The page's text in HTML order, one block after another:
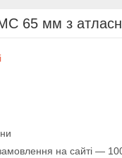
65 мм з
на сайті —